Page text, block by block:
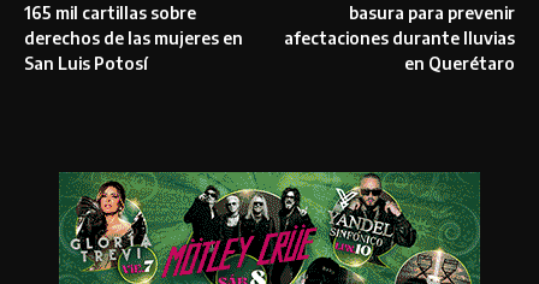
165 mil cartillas sobre
derechos de las mujeres en
San Luis Potosí
basura para prevenir
afectaciones durante lluvias
en Querétaro